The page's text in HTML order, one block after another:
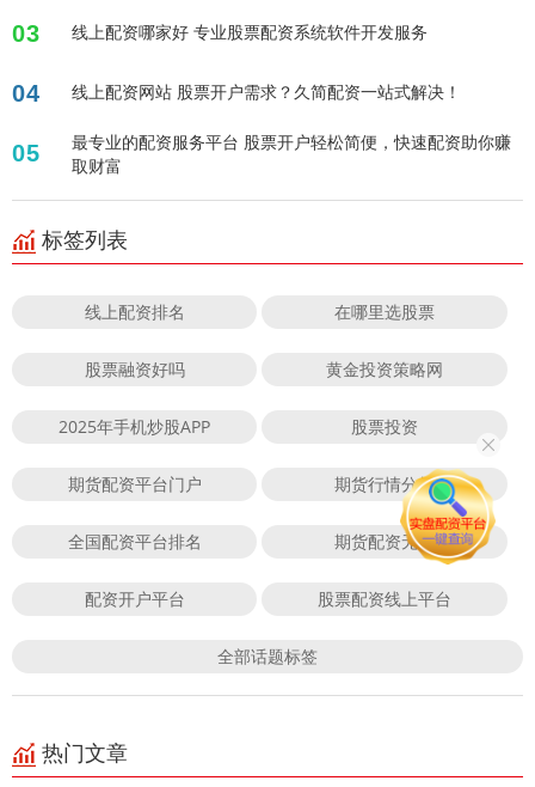
03 线上配资哪家好 专业股票配资系统软件开发服务
04 线上配资网站 股票开户需求？久简配资一站式解决！
05
最专业的配资服务平台 股票开户轻松简便，快速配资助你赚
取财富
标签列表
线上配资排名 在哪里选股票
股票融资好吗 黄金投资策略网
2025年手机炒股APP 股票投资
期货配资平台门户 期货行情分析
全国配资平台排名 期货配资无息
配资开户平台 股票配资线上平台
全部话题标签
热门文章